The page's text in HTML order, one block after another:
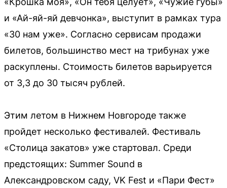
и «Ай-яй-яй девчонка», выступит в рамках тура
«30 нам уже». Согласно сервисам продажи
билетов, большинство мест на трибунах уже
раскуплены. Стоимость билетов варьируется
от 3,3 до 30 тысяч рублей.
Этим летом в Нижнем Новгороде также
пройдет несколько фестивалей. Фестиваль
«Столица закатов» уже стартовал. Среди
предстоящих: Summer Sound в
Александровском саду, VK Fest и «Пари Фест»